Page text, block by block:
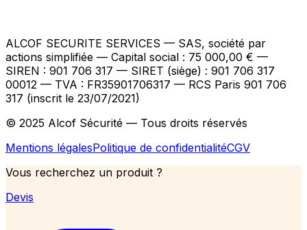
ALCOF SECURITE SERVICES — SAS, société par
actions simplifiée — Capital social : 75 000,00 € —
SIREN : 901 706 317 — SIRET (siège) : 901 706 317
00012 — TVA : FR35901706317 — RCS Paris 901 706
317 (inscrit le 23/07/2021)
© 2025 Alcof Sécurité — Tous droits réservés
Mentions légalesPolitique de confidentialitéCGV
Vous recherchez un produit ?
Devis